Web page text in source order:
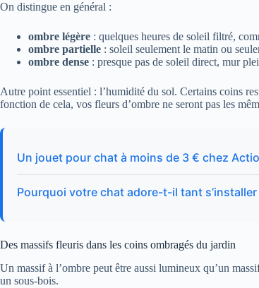
On distingue en général :
ombre légère : quelques heures de soleil filtré,
ombre partielle : soleil seulement le matin ou
ombre dense : presque pas de soleil direct, mur
Autre point essentiel : l’humidité du sol. Certains coins
fonction de cela, vos fleurs d’ombre ne seront pas les
Un jouet pour chat à moins de 3 € chez
Pourquoi votre chat adore-t-il tant
Des massifs fleuris dans les coins ombragés du jardin
Un massif à l’ombre peut être aussi lumineux qu’un
un sous‑bois.